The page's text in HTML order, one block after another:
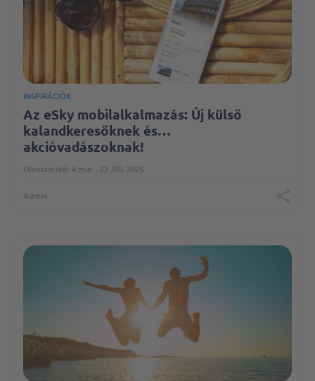
INSPIRÁCIÓK
Az eSky mobilalkalmazás: Új külső
kalandkeresőknek és…
akcióvadászoknak!
Olvasási idő: 4 min 22 JÚL 2025
Admin